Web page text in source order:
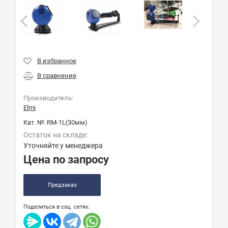
Производитель:
Elmi
Кат. №: RM-1L(30мм)
Остаток на складе:
Уточняйте у менеджера
Цена по запросу
Предзаказ
Поделиться в соц. сетях: